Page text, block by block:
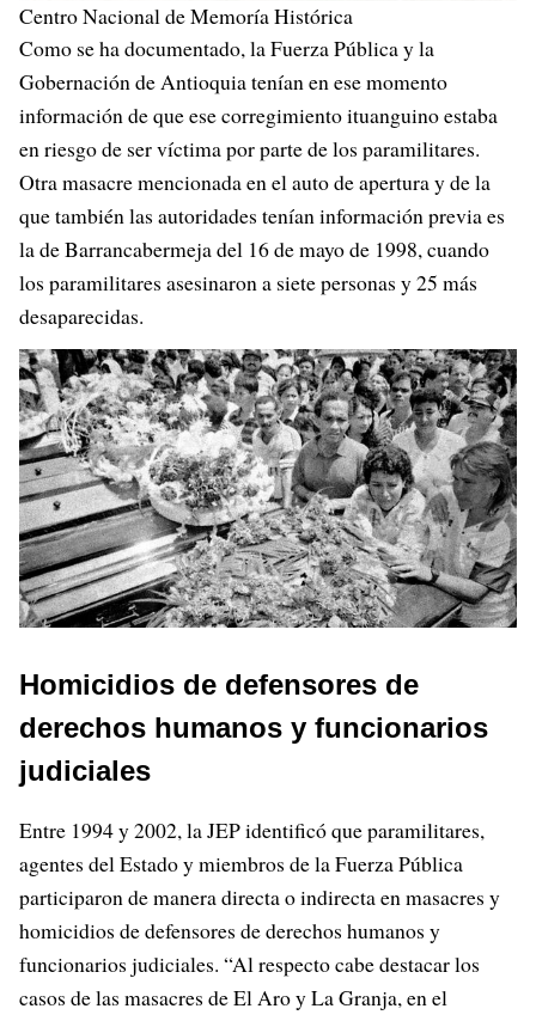
Centro Nacional de Memoría Histórica
Como se ha documentado, la Fuerza Pública y la
Gobernación de Antioquia tenían en ese momento
información de que ese corregimiento ituanguino estaba
en riesgo de ser víctima por parte de los paramilitares.
Otra masacre mencionada en el auto de apertura y de la
que también las autoridades tenían información previa es
la de Barrancabermeja del 16 de mayo de 1998, cuando
los paramilitares asesinaron a siete personas y 25 más
desaparecidas.
Homicidios de defensores de
derechos humanos y funcionarios
judiciales
Entre 1994 y 2002, la JEP identificó que paramilitares,
agentes del Estado y miembros de la Fuerza Pública
participaron de manera directa o indirecta en masacres y
homicidios de defensores de derechos humanos y
funcionarios judiciales. “Al respecto cabe destacar los
casos de las masacres de El Aro y La Granja, en el